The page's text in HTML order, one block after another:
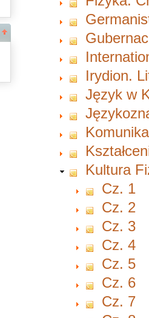
Irydion.
Język w
Kultura
Cz. 1
Cz. 2
Cz. 3
Cz. 4
Cz. 5
Cz. 6
Cz. 7